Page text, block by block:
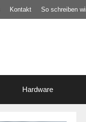
Kontakt So schreiben
Hardware